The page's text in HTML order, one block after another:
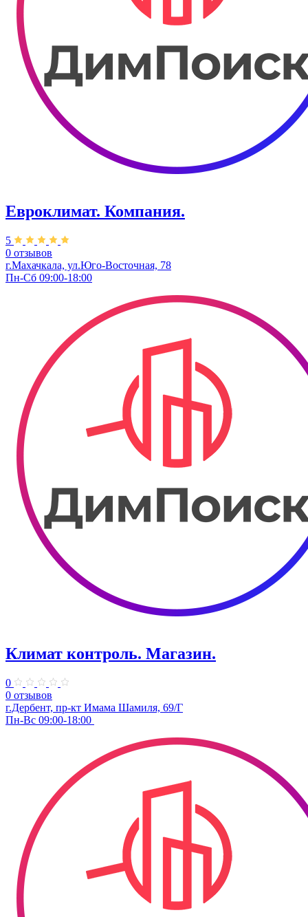
Евроклимат. Компания.
5
0 отзывов
г.Махачкала, ул.Юго-Восточная, 78
Пн-Сб 09:00-18:00
Климат контроль. ​Магазин.
0
0 отзывов
г.Дербент, пр-кт Имама Шамиля, 69/Г
Пн-Вс 09:00-18:00 ​